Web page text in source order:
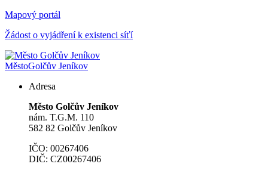
Mapový portál
Žádost o vyjádření k existenci síťí
MěstoGolčův Jeníkov
Adresa
Město Golčův Jeníkov
nám. T.G.M. 110
582 82 Golčův Jeníkov
IČO: 00267406
DIČ: CZ00267406